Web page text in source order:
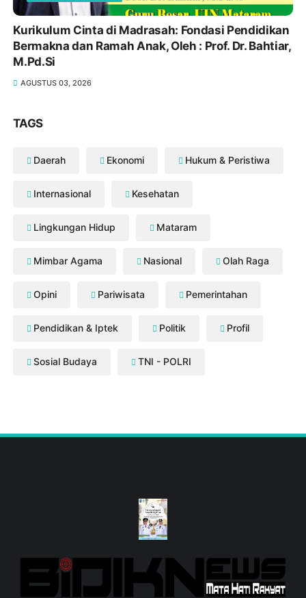
Kurikulum Cinta di Madrasah: Fondasi Pendidikan
Bermakna dan Ramah Anak, Oleh : Prof. Dr. Bahtiar,
M.Pd.Si
AGUSTUS 03, 2026
TAGS
Daerah Ekonomi Hukum & Peristiwa
Internasional Kesehatan
Lingkungan Hidup Mataram
Mimbar Agama Nasional Olah Raga
Opini Pariwisata Pemerintahan
Pendidikan & Iptek Politik Profil
Sosial Budaya TNI - POLRI